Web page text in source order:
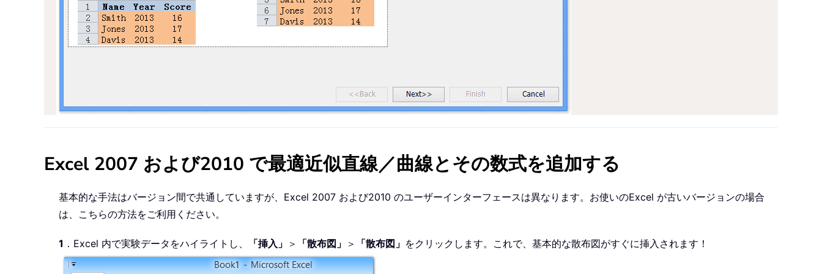
Excel 2007 および2010 で最適近似直線／曲線とその数式を追加する
基本的な手法はバージョン間で共通していますが、Excel 2007 および2010 のユーザーインターフェースは異なります。お使いのExcel が古いバージョンの場合
は、こちらの方法をご利用ください。
1 ．Excel 内で実験データをハイライトし、 「挿入」 ＞ 「散布図」 ＞ 「散布図」 をクリックします。これで、基本的な散布図がすぐに挿入されます！